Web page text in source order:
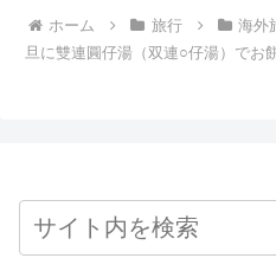
ホーム 旅行 海外
旦に雙連圓仔湯（双連○仔湯）でお